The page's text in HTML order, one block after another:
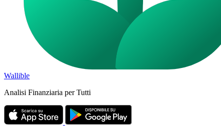
Wallible
Analisi Finanziaria per Tutti